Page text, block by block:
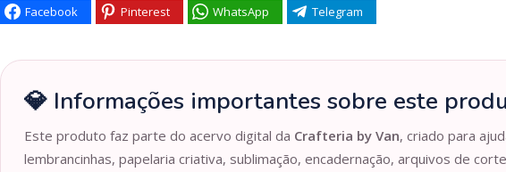
Facebook Pinterest WhatsApp Telegram
💎 Informações importantes sobre este
Este produto faz parte do acervo digital da Crafteria by Van, criado para
lembrancinhas, papelaria criativa, sublimação, encadernação, arquivos de